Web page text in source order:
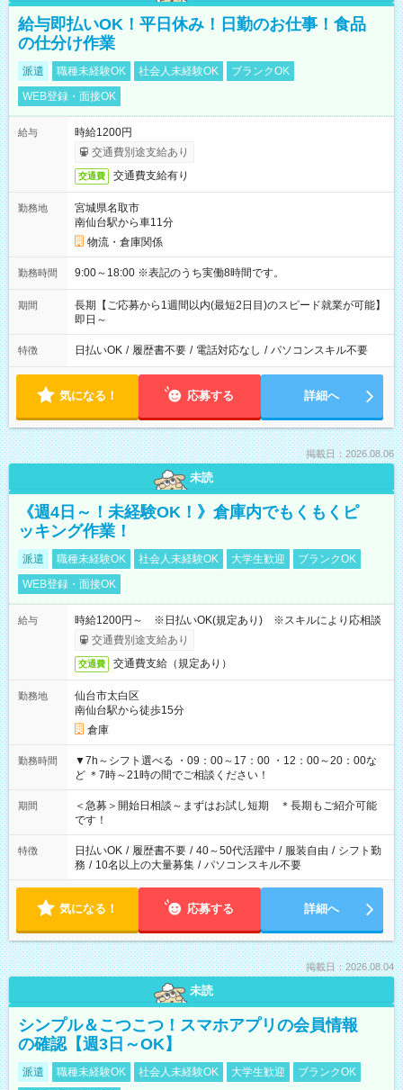
給与即払いOK！平日休み！日勤のお仕事！食品
の仕分け作業
派遣 職種未経験OK 社会人未経験OK
ブランクOK
WEB登録・面接OK
給与
時給1200円
交通費別途支給あり
交通費 交通費支給有り
勤務地
宮城県名取市
南仙台駅から車11分
物流・倉庫関係
勤務時間 9:00～18:00 ※表記のうち実働8時間です。
期間
長期【ご応募から1週間以内(最短2日目)のスピード就業が可能】
即日～
特徴 日払いOK / 履歴書不要 / 電話対応なし / パソコンスキル不要
気になる！ 応募する 詳細へ
掲載日：2026.08.06
未読
《週4日～！未経験OK！》倉庫内でもくもくピ
ッキング作業！
派遣 職種未経験OK 社会人未経験OK 大学生歓迎
ブランクOK
WEB登録・面接OK
給与
時給1200円～ ※日払いOK(規定あり) ※スキルにより応相談
交通費別途支給あり
交通費 交通費支給（規定あり）
勤務地
仙台市太白区
南仙台駅から徒歩15分
倉庫
勤務時間
▼7h～シフト選べる ・09：00～17：00 ・12：00～20：00な
ど ＊7時～21時の間でご相談ください！
期間
＜急募＞開始日相談～まずはお試し短期 ＊長期もご紹介可能
です！
特徴 日払いOK / 履歴書不要 / 40～50代活躍中 / 服装自由 / シフト勤
務 / 10名以上の大量募集 / パソコンスキル不要
気になる！ 応募する 詳細へ
掲載日：2026.08.04
未読
シンプル＆こつこつ！スマホアプリの会員情報
の確認【週3日～OK】
派遣 職種未経験OK 社会人未経験OK 大学生歓迎
ブランクOK